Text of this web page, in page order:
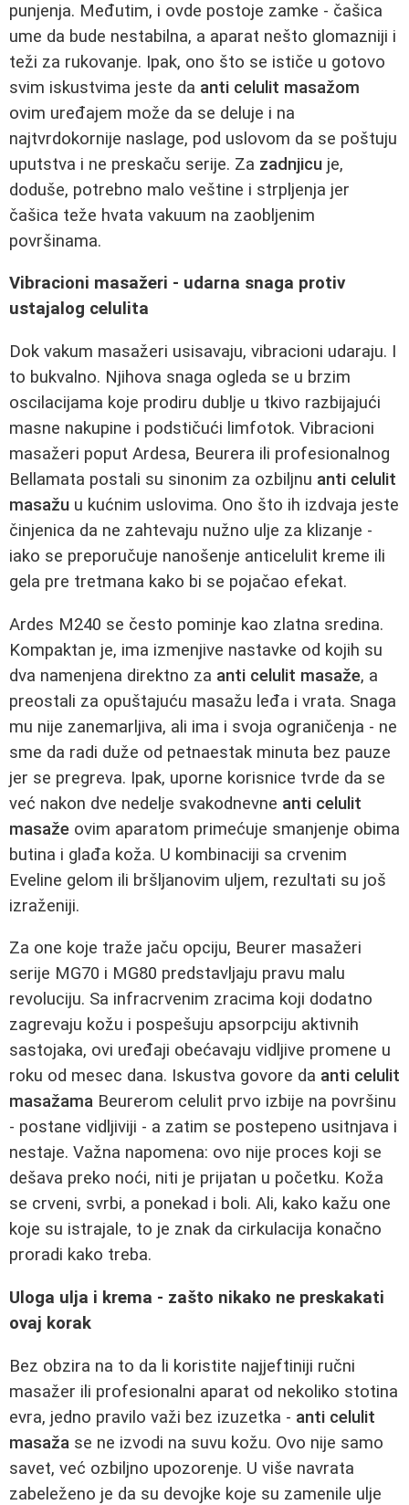
punjenja. Međutim, i ovde postoje zamke - čašica
ume da bude nestabilna, a aparat nešto glomazniji i
teži za rukovanje. Ipak, ono što se ističe u gotovo
svim iskustvima jeste da anti celulit masažom
ovim uređajem može da se deluje i na
najtvrdokornije naslage, pod uslovom da se poštuju
uputstva i ne preskaču serije. Za zadnjicu je,
doduše, potrebno malo veštine i strpljenja jer
čašica teže hvata vakuum na zaobljenim
površinama.
Vibracioni masažeri - udarna snaga protiv
ustajalog celulita
Dok vakum masažeri usisavaju, vibracioni udaraju. I
to bukvalno. Njihova snaga ogleda se u brzim
oscilacijama koje prodiru dublje u tkivo razbijajući
masne nakupine i podstičući limfotok. Vibracioni
masažeri poput Ardesa, Beurera ili profesionalnog
Bellamata postali su sinonim za ozbiljnu anti celulit
masažu u kućnim uslovima. Ono što ih izdvaja jeste
činjenica da ne zahtevaju nužno ulje za klizanje -
iako se preporučuje nanošenje anticelulit kreme ili
gela pre tretmana kako bi se pojačao efekat.
Ardes M240 se često pominje kao zlatna sredina.
Kompaktan je, ima izmenjive nastavke od kojih su
dva namenjena direktno za anti celulit masaže, a
preostali za opuštajuću masažu leđa i vrata. Snaga
mu nije zanemarljiva, ali ima i svoja ograničenja - ne
sme da radi duže od petnaestak minuta bez pauze
jer se pregreva. Ipak, uporne korisnice tvrde da se
već nakon dve nedelje svakodnevne anti celulit
masaže ovim aparatom primećuje smanjenje obima
butina i glađa koža. U kombinaciji sa crvenim
Eveline gelom ili bršljanovim uljem, rezultati su još
izraženiji.
Za one koje traže jaču opciju, Beurer masažeri
serije MG70 i MG80 predstavljaju pravu malu
revoluciju. Sa infracrvenim zracima koji dodatno
zagrevaju kožu i pospešuju apsorpciju aktivnih
sastojaka, ovi uređaji obećavaju vidljive promene u
roku od mesec dana. Iskustva govore da anti celulit
masažama Beurerom celulit prvo izbije na površinu
- postane vidljiviji - a zatim se postepeno usitnjava i
nestaje. Važna napomena: ovo nije proces koji se
dešava preko noći, niti je prijatan u početku. Koža
se crveni, svrbi, a ponekad i boli. Ali, kako kažu one
koje su istrajale, to je znak da cirkulacija konačno
proradi kako treba.
Uloga ulja i krema - zašto nikako ne preskakati
ovaj korak
Bez obzira na to da li koristite najjeftiniji ručni
masažer ili profesionalni aparat od nekoliko stotina
evra, jedno pravilo važi bez izuzetka - anti celulit
masaža se ne izvodi na suvu kožu. Ovo nije samo
savet, već ozbiljno upozorenje. U više navrata
zabeleženo je da su devojke koje su zamenile ulje